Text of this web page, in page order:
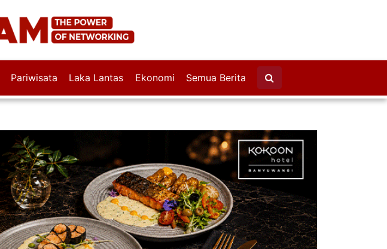
Pariwisata Laka Lantas Ekonomi Semua Berita